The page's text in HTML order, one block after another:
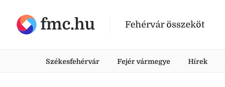
fmc.hu Fehérvár összeköt
Székesfehérvár Fejér vármegye Hírek